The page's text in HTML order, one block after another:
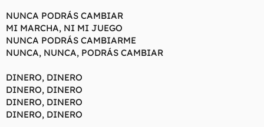
NUNCA PODRÁS CAMBIAR
MI MARCHA, NI MI JUEGO
NUNCA PODRÁS CAMBIARME
NUNCA, NUNCA, PODRÁS CAMBIAR
DINERO, DINERO
DINERO, DINERO
DINERO, DINERO
DINERO, DINERO